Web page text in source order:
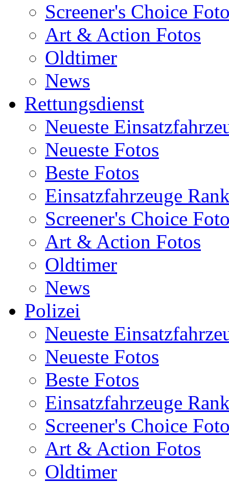
Screener's Choice
Art & Action Fotos
Oldtimer
News
Rettungsdienst
Neueste
Neueste Fotos
Beste Fotos
Einsatzfahrzeuge
Screener's Choice
Art & Action Fotos
Oldtimer
News
Polizei
Neueste
Neueste Fotos
Beste Fotos
Einsatzfahrzeuge
Screener's Choice
Art & Action Fotos
Oldtimer